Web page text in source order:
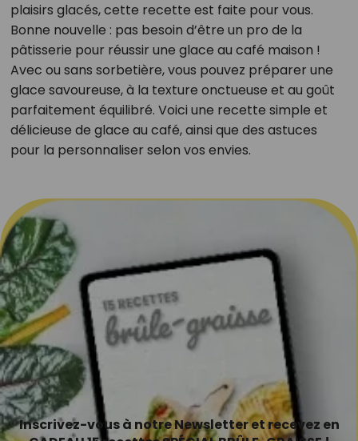
plaisirs glacés, cette recette est faite pour vous.
Bonne nouvelle : pas besoin d’être un pro de la
pâtisserie pour réussir une glace au café maison !
Avec ou sans sorbetière, vous pouvez préparer une
glace savoureuse, à la texture onctueuse et au goût
parfaitement équilibré. Voici une recette simple et
délicieuse de glace au café, ainsi que des astuces
pour la personnaliser selon vos envies.
Inscrivez-vous à notre Newsletter et recevez en